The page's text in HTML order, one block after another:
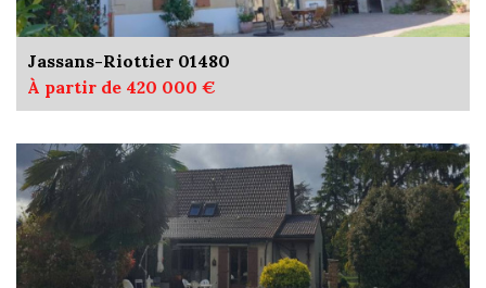
Jassans-Riottier 01480
À partir de 420 000 €